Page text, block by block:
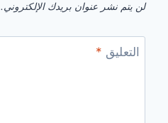
لن يتم نشر عنوان بريدك الإلكتروني.
التعليق *